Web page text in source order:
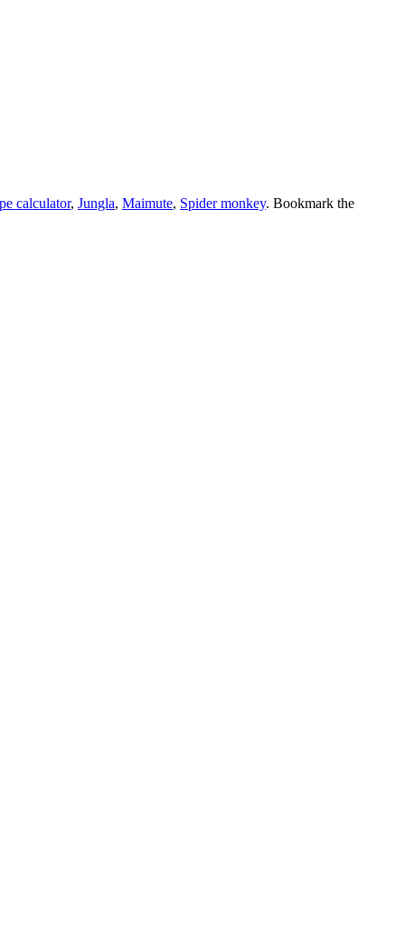
calculator, Jungla, Maimute, Spider monkey. Bookmark the